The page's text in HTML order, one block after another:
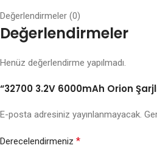
Değerlendirmeler (0)
Değerlendirmeler
Henüz değerlendirme yapılmadı.
“32700 3.2V 6000mAh Orion
E-posta adresiniz yayınlanmayacak.
Derecelendirmeniz *